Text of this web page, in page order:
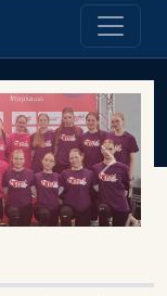
Next